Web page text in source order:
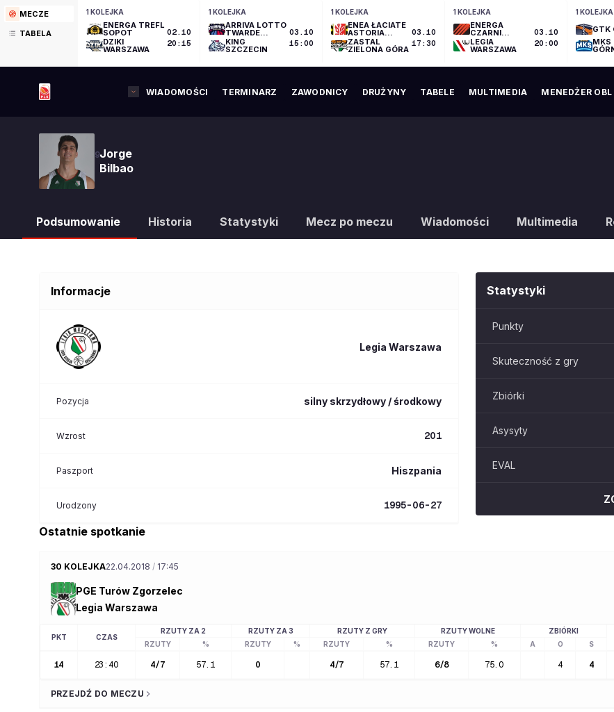
MECZE
TABELA
1 KOLEJKA
ENERGA TREFL
SOPOT
DZIKI
WARSZAWA
02.10
20:15
1 KOLEJKA
ARRIVA LOTTO
TWARDE
PIERNIKI
TORUŃ
KING
SZCZECIN
03.10
15:00
1 KOLEJKA
ENEA ŁACIATE
ASTORIA
BYDGOSZCZ
ZASTAL
ZIELONA GÓRA
03.10
17:30
1 KOLEJKA
ENERGA
CZARNI
SŁUPSK
LEGIA
WARSZAWA
03.10
20:00
1 KOLEJKA
GTK
MKS
WIADOMOŚCI TERMINARZ ZAWODNICY DRUŻYNY TABELE MULTIMEDIA MENEDŻER OBL
9Jorge
Bilbao
Podsumowanie Historia Statystyki Mecz po meczu Wiadomości Multimedia
Informacje
Legia Warszawa
Pozycja silny skrzydłowy / środkowy
Wzrost 201
Paszport Hiszpania
Urodzony 1995-06-27
Statystyki
Punkty
Skuteczność z gry
Zbiórki
Asysyty
EVAL
Ostatnie spotkanie
30 KOLEJKA22.04.2018 / 17:45
PGE Turów Zgorzelec
Legia Warszawa
PKT CZAS
RZUTY ZA 2 RZUTY ZA 3 RZUTY Z GRY RZUTY WOLNE ZBIÓRKI
RZUTY
% RZUTY % RZUTY % RZUTY % A O S
14 23:40 4/7 57.1 0 4/7 57.1 6/8 75.0 4 4
PRZEJDŹ DO MECZU